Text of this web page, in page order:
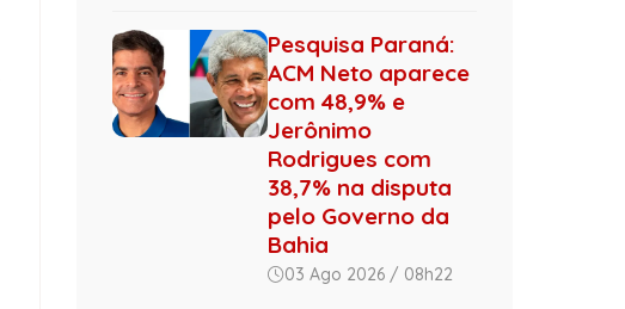
Pesquisa Paraná:
ACM Neto aparece
com 48,9% e
Jerônimo
Rodrigues com
38,7% na disputa
pelo Governo da
Bahia
03 Ago 2026 / 08h22